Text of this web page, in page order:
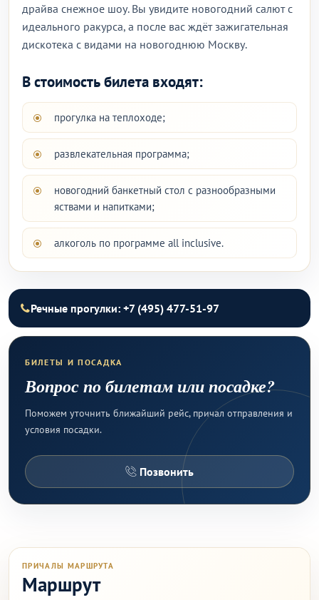
драйва снежное шоу. Вы увидите новогодний салют с
идеального ракурса, а после вас ждёт зажигательная
дискотека с видами на новогоднюю Москву.
В стоимость билета входят:
прогулка на теплоходе;
развлекательная программа;
новогодний банкетный стол с разнообразными
яствами и напитками;
алкоголь по программе all inclusive.
Речные прогулки: +7 (495) 477-51-97
БИЛЕТЫ И ПОСАДКА
Вопрос по билетам или посадке?
Поможем уточнить ближайший рейс, причал отправления и
условия посадки.
Позвонить
ПРИЧАЛЫ МАРШРУТА
Маршрут